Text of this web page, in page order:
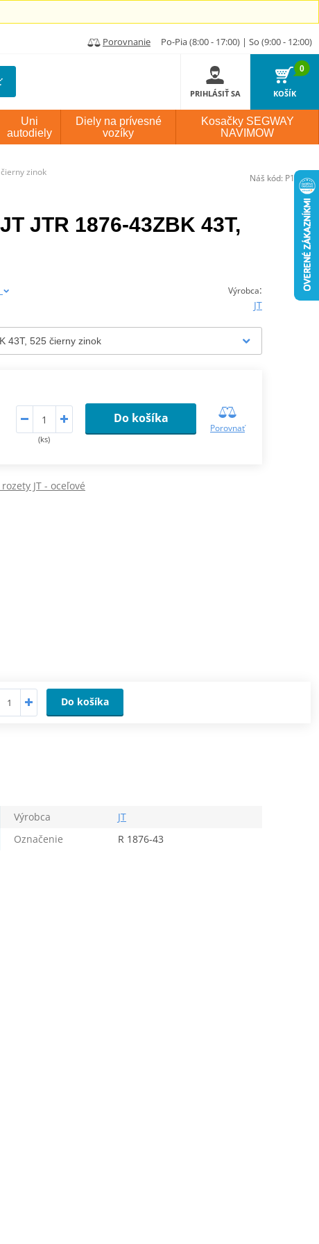
Porovnanie Po-Pia (8:00 - 17:00) | So (9:00 - 12:00)
PRIHLÁSIŤ SA
0
KOŠÍK
Uni
autodiely
Diely na prívesné
vozíky
Kosačky SEGWAY
NAVIMOW
čierny zinok
JTR 1876-43ZBK 43T,
Výrobca:
JT
(ks)
Do košíka
Porovnať
JT - oceľové
Do košíka
Výrobca
JT
Označenie
R 1876-43
Náš kód: P111220